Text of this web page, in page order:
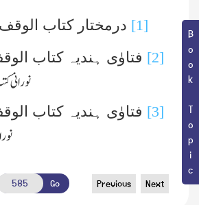
Book Topic
[1] درمختار کتاب الوقف
[2] فتاوٰی ہندیہ کتاب
نورانی
[3] فتاوٰی ہندیہ کتاب
Go Previous Next